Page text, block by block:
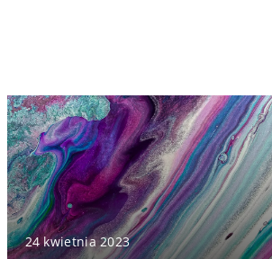
24 kwietnia 2023